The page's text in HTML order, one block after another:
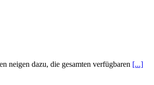
neigen dazu, die gesamten verfügbaren [...]